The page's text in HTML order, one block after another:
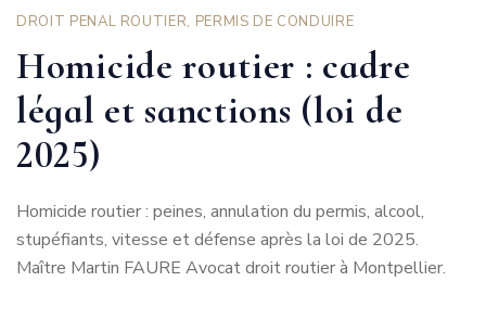
DROIT PENAL ROUTIER, PERMIS DE CONDUIRE
Homicide routier : cadre
légal et sanctions (loi de
2025)
Homicide routier : peines, annulation du permis, alcool,
stupéfiants, vitesse et défense après la loi de 2025.
Maître Martin FAURE Avocat droit routier à Montpellier.